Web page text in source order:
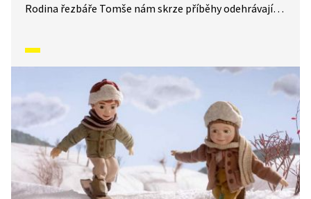
Rodina řezbáře Tomše nám skrze příběhy odehrávající
v souladu s přírodou. Video inspirované lidovými zvyky
a písněmi navazuje na poetiku klasických Trnkových